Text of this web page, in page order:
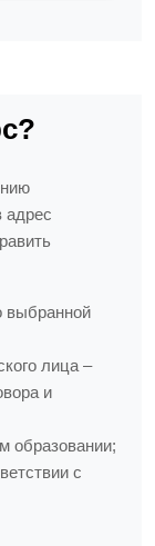
адрес
выбранной
лица –
и
образовании;
с